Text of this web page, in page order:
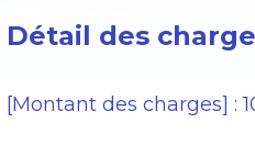
Détail des
[Montant des charges] :